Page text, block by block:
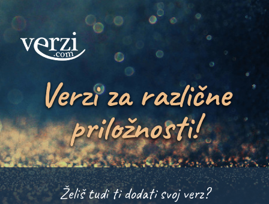
Verzi za različne
priložnosti!
Želiš tudi ti dodati svoj verz?